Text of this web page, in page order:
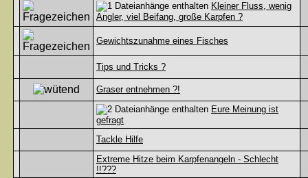
Kleiner Fluss, wenig
Angler, viel Beifang, große Karpfen ?
Gewichtszunahme eines Fisches
Tips und Tricks ?
Graser entnehmen ?!
Eure Meinung ist
gefragt
Tackle Hilfe
Extreme Hitze beim Karpfenangeln - Schlecht
!!???